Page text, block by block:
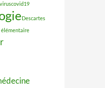
covid19
Descartes